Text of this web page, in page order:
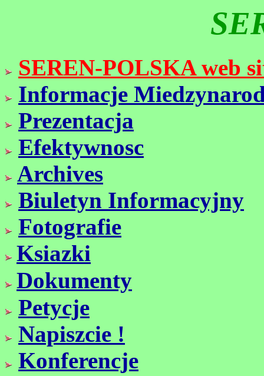
SEREN-POLSKA web
Informacje
Prezentacja
Efektywnosc
Archives
Biuletyn Informacyjny
Fotografie
Ksiazki
Dokumenty
Petycje
Napiszcie !
Konferencje